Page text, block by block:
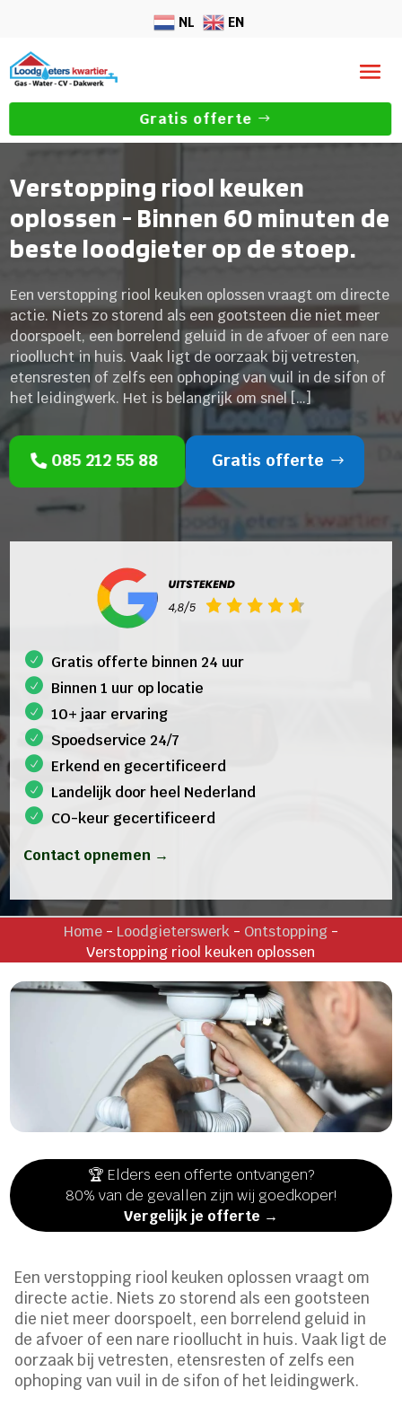
NL EN
Gratis offerte
Verstopping riool keuken
oplossen - Binnen 60 minuten de
beste loodgieter op de stoep.
Een verstopping riool keuken oplossen vraagt om directe
actie. Niets zo storend als een gootsteen die niet meer
doorspoelt, een borrelend geluid in de afvoer of een nare
rioollucht in huis. Vaak ligt de oorzaak bij vetresten,
etensresten of zelfs een ophoping van vuil in de sifon of
het leidingwerk. Het is belangrijk om snel […]
085 212 55 88 Gratis offerte
Gratis offerte binnen 24 uur
Binnen 1 uur op locatie
10+ jaar ervaring
Spoedservice 24/7
Erkend en gecertificeerd
Landelijk door heel Nederland
CO-keur gecertificeerd
Contact opnemen →
Home- Loodgieterswerk- Ontstopping-
Verstopping riool keuken oplossen
🏆 Elders een offerte ontvangen?
80% van de gevallen zijn wij goedkoper!
Vergelijk je offerte →
Een verstopping riool keuken oplossen vraagt om
directe actie. Niets zo storend als een gootsteen
die niet meer doorspoelt, een borrelend geluid in
de afvoer of een nare rioollucht in huis. Vaak ligt de
oorzaak bij vetresten, etensresten of zelfs een
ophoping van vuil in de sifon of het leidingwerk.